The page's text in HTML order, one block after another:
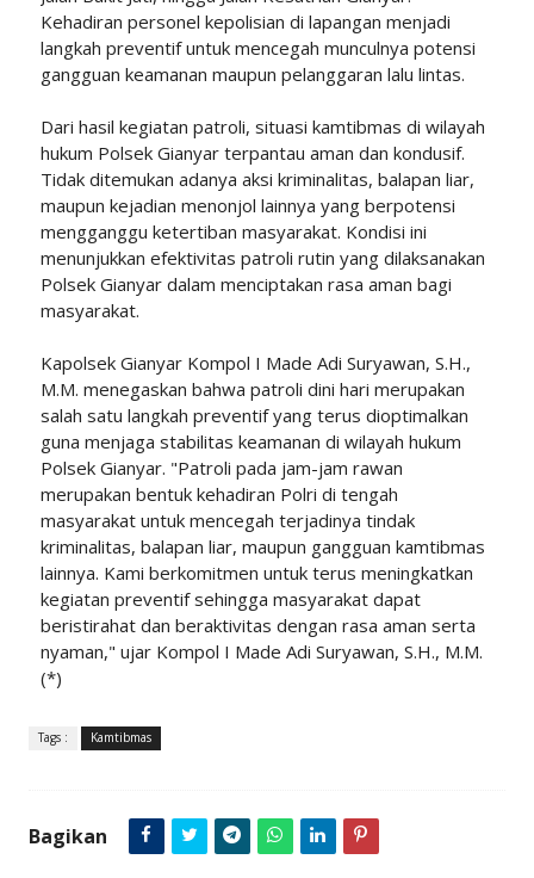
Kehadiran personel kepolisian di lapangan menjadi
langkah preventif untuk mencegah munculnya potensi
gangguan keamanan maupun pelanggaran lalu lintas.
Dari hasil kegiatan patroli, situasi kamtibmas di wilayah
hukum Polsek Gianyar terpantau aman dan kondusif.
Tidak ditemukan adanya aksi kriminalitas, balapan liar,
maupun kejadian menonjol lainnya yang berpotensi
mengganggu ketertiban masyarakat. Kondisi ini
menunjukkan efektivitas patroli rutin yang dilaksanakan
Polsek Gianyar dalam menciptakan rasa aman bagi
masyarakat.
Kapolsek Gianyar Kompol I Made Adi Suryawan, S.H.,
M.M. menegaskan bahwa patroli dini hari merupakan
salah satu langkah preventif yang terus dioptimalkan
guna menjaga stabilitas keamanan di wilayah hukum
Polsek Gianyar. "Patroli pada jam-jam rawan
merupakan bentuk kehadiran Polri di tengah
masyarakat untuk mencegah terjadinya tindak
kriminalitas, balapan liar, maupun gangguan kamtibmas
lainnya. Kami berkomitmen untuk terus meningkatkan
kegiatan preventif sehingga masyarakat dapat
beristirahat dan beraktivitas dengan rasa aman serta
nyaman," ujar Kompol I Made Adi Suryawan, S.H., M.M.
(*)
Tags : Kamtibmas
Bagikan